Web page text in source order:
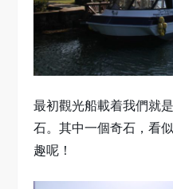
最初觀光船載着我們就
石。其中一個奇石，看
趣呢！